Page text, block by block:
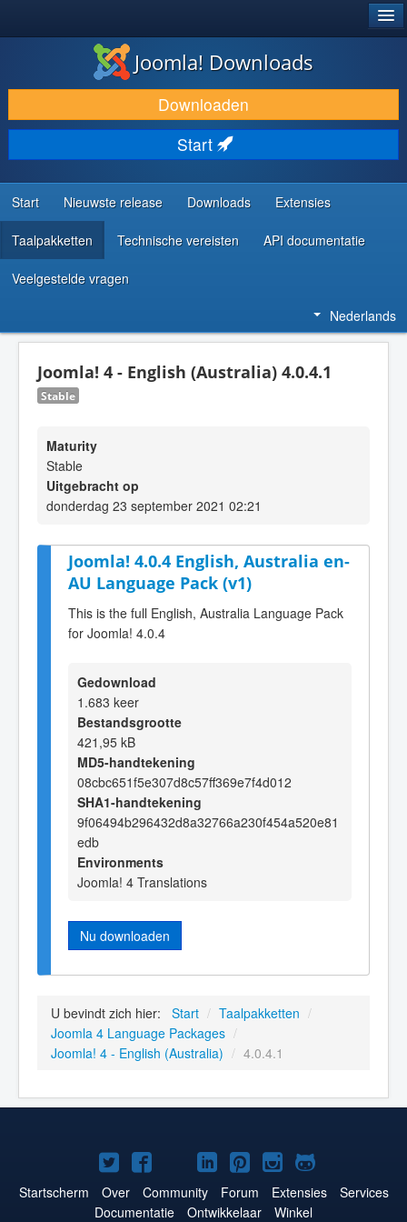
DOWNLOAD & BREID UIT
ONTDEK & LEER
COMMUNITY & ONDERSTEUNING
ONTWIKKELAARSBRONNEN
Joomla! Downloads
Downloaden
Start
Start Nieuwste release Downloads Extensies
Taalpakketten Technische vereisten API documentatie
Veelgestelde vragen
Nederlands
Joomla! 4 - English (Australia) 4.0.4.1
Stable
Maturity
Stable
Uitgebracht op
donderdag 23 september 2021 02:21
Joomla! 4.0.4 English, Australia en-
AU Language Pack (v1)
This is the full English, Australia Language Pack
for Joomla! 4.0.4
Gedownload
1.683 keer
Bestandsgrootte
421,95 kB
MD5-handtekening
08cbc651f5e307d8c57ff369e7f4d012
SHA1-handtekening
9f06494b296432d8a32766a230f454a520e81
edb
Environments
Joomla! 4 Translations
Nu downloaden
U bevindt zich hier: Start / Taalpakketten /
Joomla 4 Language Packages /
Joomla! 4 - English (Australia) / 4.0.4.1
Joomla!
op
Joomla!
op
Joomla!
op
Joomla!
op
Joomla!
op
Joomla!
op
Joomla!
op
Startscherm Over Community Forum Extensies
Services
Documentatie
Ontwikkelaar Winkel